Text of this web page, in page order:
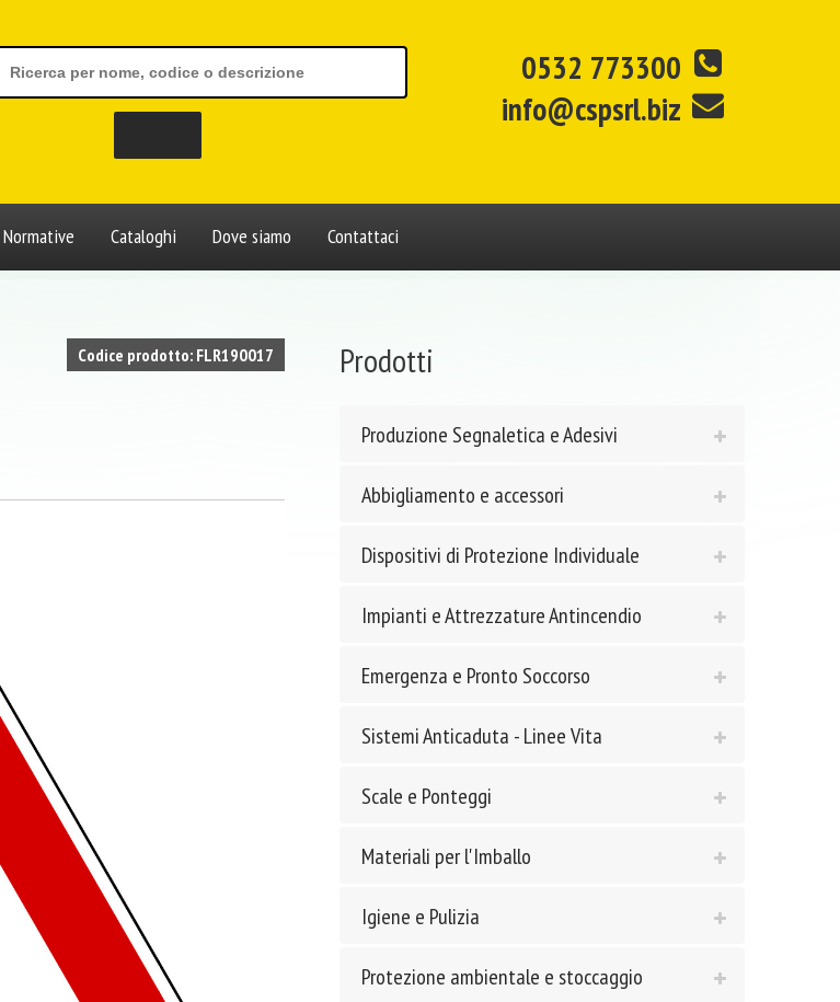
0532 773300
info@cspsrl.biz
Normative Cataloghi Dove siamo Contattaci
Codice prodotto: FLR190017
Prodotti
Produzione Segnaletica e Adesivi
Abbigliamento e accessori
Dispositivi di Protezione Individuale
Impianti e Attrezzature Antincendio
Emergenza e Pronto Soccorso
Sistemi Anticaduta - Linee Vita
Scale e Ponteggi
Materiali per l'Imballo
Igiene e Pulizia
Protezione ambientale e stoccaggio